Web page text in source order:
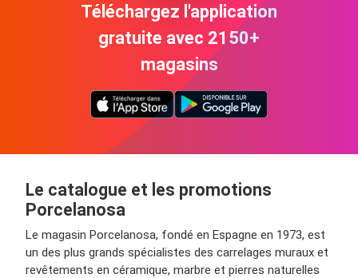
Téléchargez l'application
gratuite avec 2150+
magasins
Le catalogue et les promotions
Porcelanosa
Le magasin Porcelanosa, fondé en Espagne en 1973, est
un des plus grands spécialistes des carrelages muraux et
revêtements en céramique, marbre et pierres naturelles